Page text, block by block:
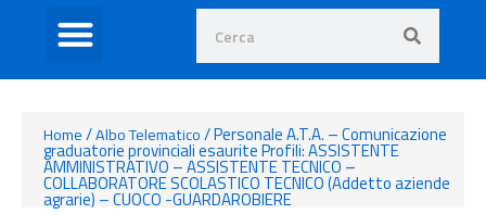
Home/Albo Telematico/Personale A.T.A. – Comunicazione
graduatorie provinciali esaurite Profili: ASSISTENTE
AMMINISTRATIVO – ASSISTENTE TECNICO –
COLLABORATORE SCOLASTICO TECNICO (Addetto aziende
agrarie) – CUOCO -GUARDAROBIERE